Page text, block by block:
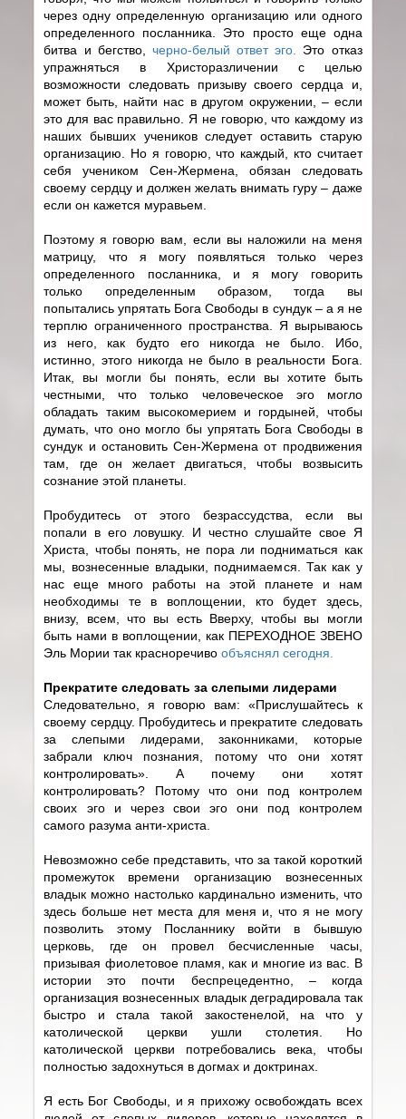
через одну определенную организацию или одного
определенного посланника. Это просто еще одна
битва и бегство, черно-белый ответ эго.
Это отказ
упражняться в Христоразличении с целью
возможности следовать призыву своего сердца и,
может быть, найти нас в другом окружении, – если
это для вас правильно. Я не говорю, что каждому из
наших бывших учеников следует оставить старую
организацию. Но я говорю, что каждый, кто считает
себя учеником Сен-Жермена, обязан следовать
своему сердцу и должен желать внимать гуру – даже
если он кажется муравьем.
Поэтому я говорю вам, если вы наложили на меня
матрицу, что я могу появляться только через
определенного посланника, и я могу говорить
только определенным образом, тогда вы
попытались упрятать Бога Свободы в сундук – а я не
терплю ограниченного пространства. Я вырываюсь
из него, как будто его никогда не было. Ибо,
истинно, этого никогда не было в реальности Бога.
Итак, вы могли бы понять, если вы хотите быть
честными, что только человеческое эго могло
обладать таким высокомерием и гордыней, чтобы
думать, что оно могло бы упрятать Бога Свободы в
сундук и остановить Сен-Жермена от продвижения
там, где он желает двигаться, чтобы возвысить
сознание этой планеты.
Пробудитесь от этого безрассудства, если вы
попали в его ловушку. И честно слушайте свое Я
Христа, чтобы понять, не пора ли подниматься как
мы, вознесенные владыки, поднимаемся. Так как у
нас еще много работы на этой планете и нам
необходимы те в воплощении, кто будет здесь,
внизу, всем, что вы есть Вверху, чтобы вы могли
быть нами в воплощении, как ПЕРЕХОДНОЕ ЗВЕНО
Эль Мории так красноречивообъяснял сегодня.
Прекратите следовать за слепыми лидерами
Следовательно, я говорю вам: «Прислушайтесь к
своему сердцу. Пробудитесь и прекратите следовать
за слепыми лидерами, законниками, которые
забрали ключ познания, потому что они хотят
контролировать». А почему они хотят
контролировать? Потому что они под контролем
своих эго и через свои эго они под контролем
самого разума анти-христа.
Невозможно себе представить, что за такой короткий
промежуток времени организацию вознесенных
владык можно настолько кардинально изменить, что
здесь больше нет места для меня и, что я не могу
позволить этому Посланнику войти в бывшую
церковь, где он провел бесчисленные часы,
призывая фиолетовое пламя, как и многие из вас. В
истории это почти беспрецедентно, – когда
организация вознесенных владык деградировала так
быстро и стала такой закостенелой, на что у
католической церкви ушли столетия. Но
католической церкви потребовались века, чтобы
полностью задохнуться в догмах и доктринах.
Я есть Бог Свободы, и я прихожу освобождать всех